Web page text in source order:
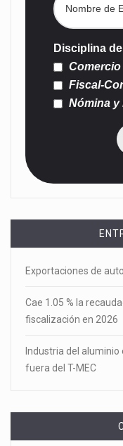
Disciplina
Fiscal-
Nómina y
Exportaciones de
Cae 1.05 % la
fiscalización en 2026
Industria del aluminio
fuera del T-MEC